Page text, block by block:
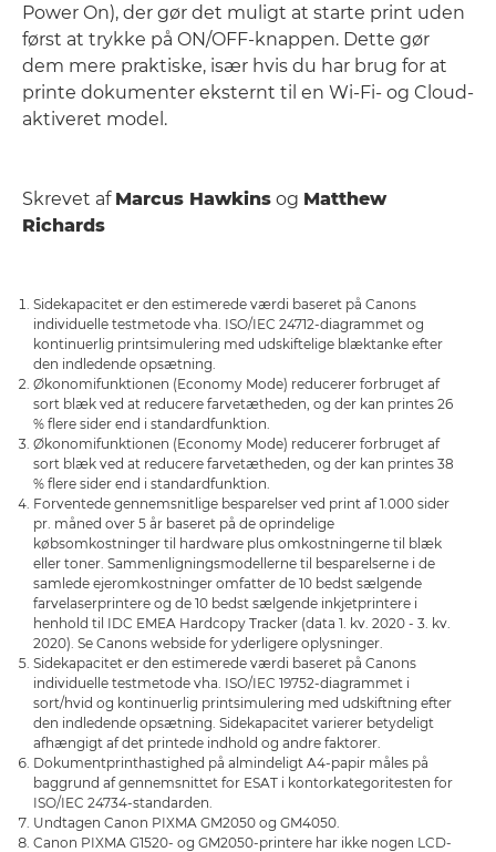
Power On), der gør det muligt at starte print uden
først at trykke på ON/OFF-knappen. Dette gør
dem mere praktiske, især hvis du har brug for at
printe dokumenter eksternt til en Wi-Fi- og Cloud-
aktiveret model.
Skrevet af Marcus Hawkins og Matthew
Richards
Sidekapacitet er den estimerede værdi baseret på Canons
individuelle testmetode vha. ISO/IEC 24712-diagrammet og
kontinuerlig printsimulering med udskiftelige blæktanke efter
den indledende opsætning.
Økonomifunktionen (Economy Mode) reducerer forbruget af
sort blæk ved at reducere farvetætheden, og der kan printes 26
% flere sider end i standardfunktion.
Økonomifunktionen (Economy Mode) reducerer forbruget af
sort blæk ved at reducere farvetætheden, og der kan printes 38
% flere sider end i standardfunktion.
Forventede gennemsnitlige besparelser ved print af 1.000 sider
pr. måned over 5 år baseret på de oprindelige
købsomkostninger til hardware plus omkostningerne til blæk
eller toner. Sammenligningsmodellerne til besparelserne i de
samlede ejeromkostninger omfatter de 10 bedst sælgende
farvelaserprintere og de 10 bedst sælgende inkjetprintere i
henhold til IDC EMEA Hardcopy Tracker (data 1. kv. 2020 - 3. kv.
2020). Se Canons webside for yderligere oplysninger.
Sidekapacitet er den estimerede værdi baseret på Canons
individuelle testmetode vha. ISO/IEC 19752-diagrammet i
sort/hvid og kontinuerlig printsimulering med udskiftning efter
den indledende opsætning. Sidekapacitet varierer betydeligt
afhængigt af det printede indhold og andre faktorer.
Dokumentprinthastighed på almindeligt A4-papir måles på
baggrund af gennemsnittet for ESAT i kontorkategoritesten for
ISO/IEC 24734-standarden.
Undtagen Canon PIXMA GM2050 og GM4050.
Canon PIXMA G1520- og GM2050-printere har ikke nogen LCD-